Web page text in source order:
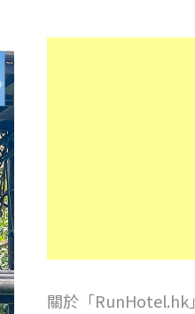
關於「RunHotel.hk」